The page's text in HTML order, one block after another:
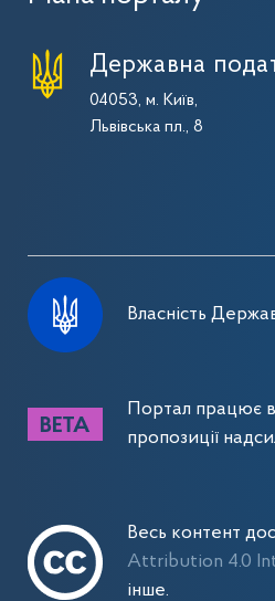
Державна
04053, м. Київ,
Львівська пл., 8
Власність
Портал працює
пропозиції
Весь контент
Attribution 4.0
інше.